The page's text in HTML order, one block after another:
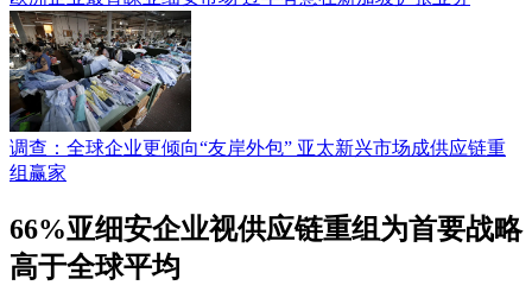
调查：全球企业更倾向“友岸外包” 亚太新兴市场成供应链重
组赢家
66%亚细安企业视供应链重组为首要战略
高于全球平均